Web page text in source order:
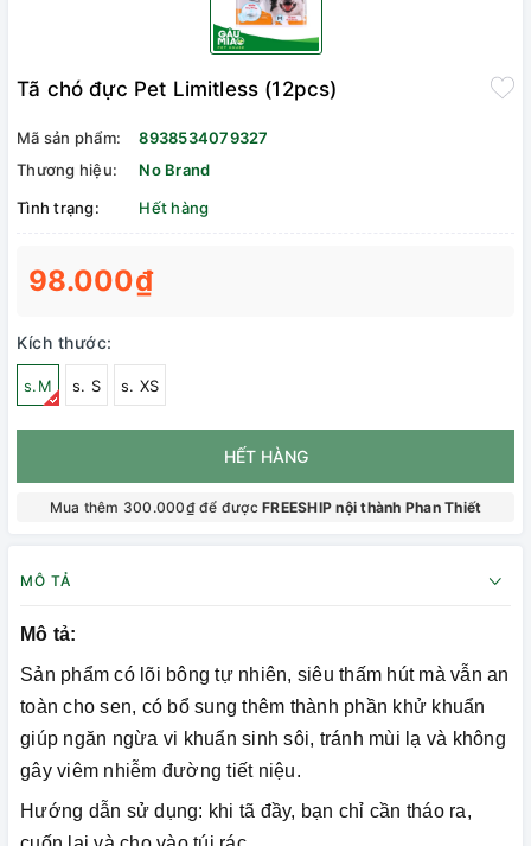
Tã chó đực Pet Limitless (12pcs)
Mã sản phẩm:
8938534079327
Thương hiệu:
No Brand
Tình trạng:
Hết hàng
98.000₫
Kích thước:
s.M s. S s. XS
HẾT HÀNG
Mua thêm 300.000₫ để đượcFREESHIP nội thành Phan Thiết
MÔ TẢ
Mô tả:
Sản phẩm có lõi bông tự nhiên, siêu thấm hút mà vẫn an
toàn cho sen, có bổ sung thêm thành phần khử khuẩn
giúp ngăn ngừa vi khuẩn sinh sôi, tránh mùi lạ và không
gây viêm nhiễm đường tiết niệu.
Hướng dẫn sử dụng: khi tã đầy, bạn chỉ cần tháo ra,